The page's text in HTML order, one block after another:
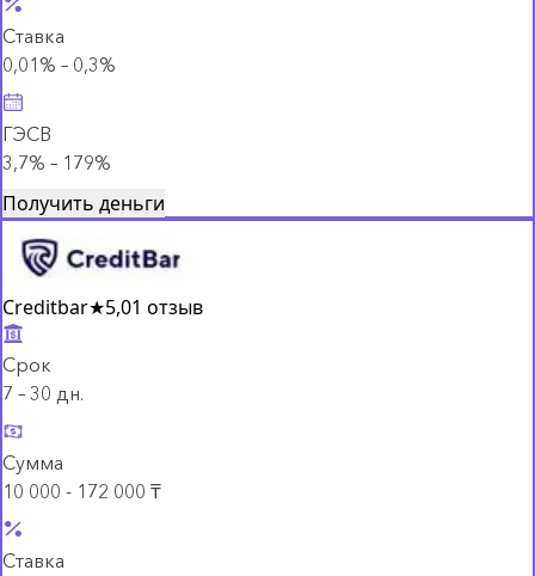
Ставка
0,01% – 0,3%
ГЭСВ
3,7% – 179%
Получить деньги
Creditbar★5,01 отзыв
Срок
7 – 30 дн.
Сумма
10 000 - 172 000 ₸
Ставка